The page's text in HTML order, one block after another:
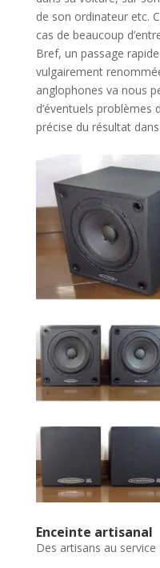
de son ordinateur etc.
cas de beaucoup
Bref, un passage
vulgairement
anglophones va nous
d’éventuels problèmes
précise du résultat
Enceinte artisanal
Des artisans au service